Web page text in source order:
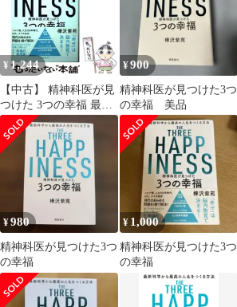
¥ 1,244
【中古】 精神科医が見
つけた 3つの幸福 最新
科学から最高の人生を
つくる方法 / 樺沢紫苑 /
飛鳥新社
¥900
精神科医が見つけた3つ
の幸福 美品
¥980
精神科医が見つけた3つ
の幸福
¥ 1,000
精神科医が見つけた3つ
の幸福